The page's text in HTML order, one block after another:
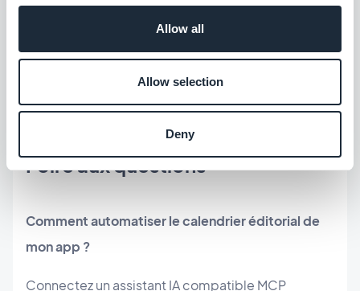
Allow all
Allow selection
Deny
Foire aux questions
Comment automatiser le calendrier éditorial de
mon app ?
Connectez un assistant IA compatible MCP